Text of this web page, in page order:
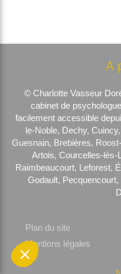
A
© Charlotte Vasseur
cabinet de
facilement accessible
le-Noble, Dechy,
Guesnain, Brebières,
Artois, Courcelles-lès-
Raimbeaucourt, Leforest,
Godault,
Plan du site
Mentions légales
à l'analyse du
certifiés par